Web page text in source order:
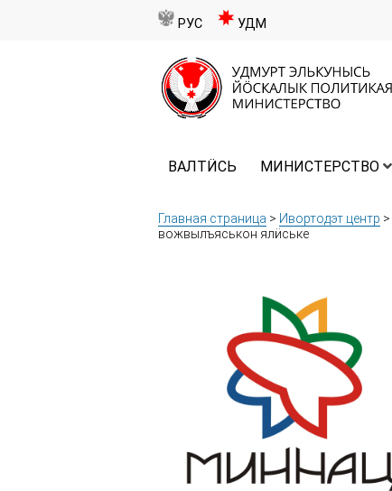
РУС УДМ
ВАЛТӤСЬ МИНИСТЕРСТВО
Главная страница > Ивортодэт центр >
вожвылъяськон ялӥське